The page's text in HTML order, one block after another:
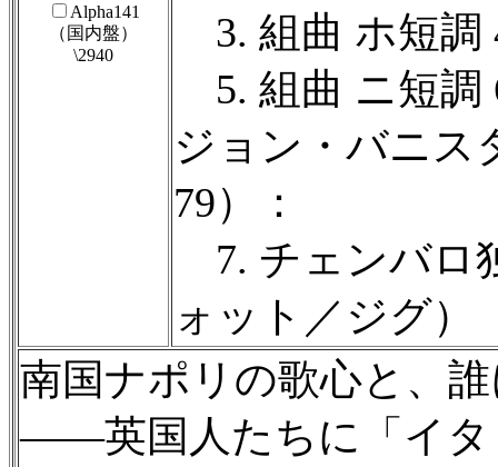
Alpha141
（国内盤）
\2940
3. 組曲 ホ短調
5. 組曲 ニ短調
ジョン・バニス
79）：
7. チェンバロ
ォット／ジグ）
南国ナポリの歌心と、
——英国人たちに「イタ